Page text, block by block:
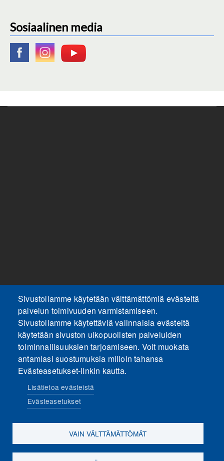
Sosiaalinen media
Sivustollamme käytetään välttämättömiä evästeitä
palvelun toimivuuden varmistamiseen.
Sivustollamme käytettäviä valinnaisia evästeitä
käytetään sivuston ulkopuolisten palveluiden
toiminnallisuuksien tarjoamiseen. Voit muokata
antamiasi suostumuksia milloin tahansa
Evästeasetukset-linkin kautta.
Lisätietoa evästeistä
Evästeasetukset
VAIN VÄLTTÄMÄTTÖMÄT